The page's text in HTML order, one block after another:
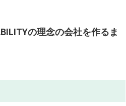
の理念の会社を作るま